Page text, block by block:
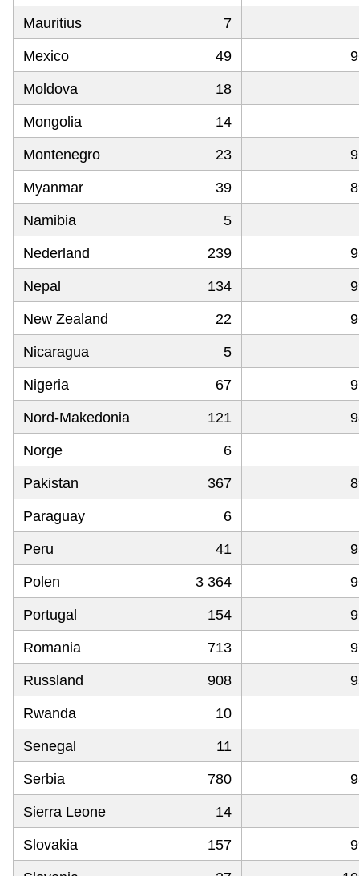
Mauritius 7
Mexico 49
Moldova 18
Mongolia 14
Montenegro 23
Myanmar 39
Namibia 5
Nederland 239
Nepal 134
New Zealand 22
Nicaragua 5
Nigeria 67
Nord-Makedonia 121
Norge 6
Pakistan 367
Paraguay 6
Peru 41
Polen 3 364
Portugal 154
Romania 713
Russland 908
Rwanda 10
Senegal 11
Serbia 780
Sierra Leone 14
Slovakia 157